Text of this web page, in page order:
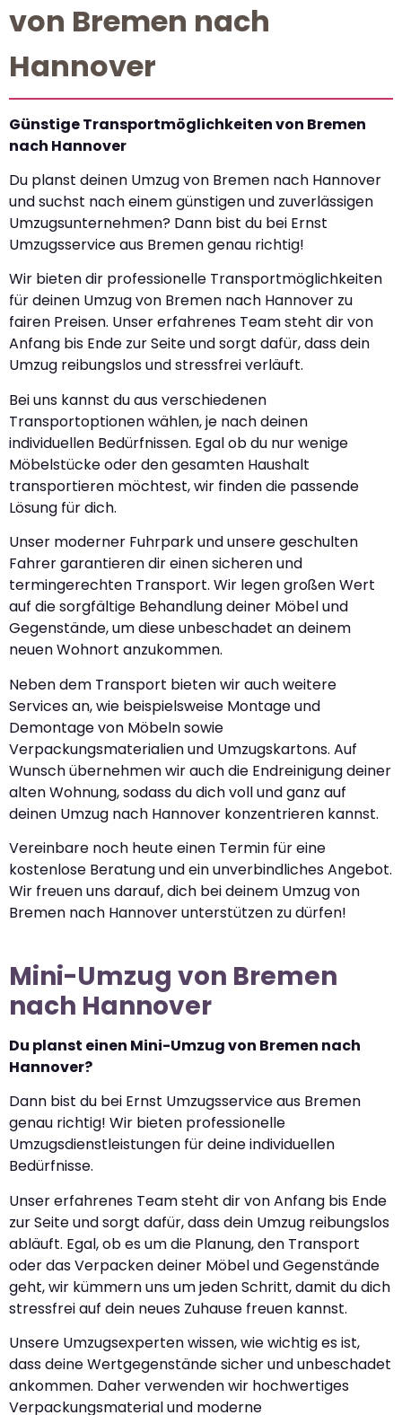
von Bremen nach
Hannover
Günstige Transportmöglichkeiten von Bremen
nach Hannover
Du planst deinen Umzug von Bremen nach Hannover
und suchst nach einem günstigen und zuverlässigen
Umzugsunternehmen? Dann bist du bei Ernst
Umzugsservice aus Bremen genau richtig!
Wir bieten dir professionelle Transportmöglichkeiten
für deinen Umzug von Bremen nach Hannover zu
fairen Preisen. Unser erfahrenes Team steht dir von
Anfang bis Ende zur Seite und sorgt dafür, dass dein
Umzug reibungslos und stressfrei verläuft.
Bei uns kannst du aus verschiedenen
Transportoptionen wählen, je nach deinen
individuellen Bedürfnissen. Egal ob du nur wenige
Möbelstücke oder den gesamten Haushalt
transportieren möchtest, wir finden die passende
Lösung für dich.
Unser moderner Fuhrpark und unsere geschulten
Fahrer garantieren dir einen sicheren und
termingerechten Transport. Wir legen großen Wert
auf die sorgfältige Behandlung deiner Möbel und
Gegenstände, um diese unbeschadet an deinem
neuen Wohnort anzukommen.
Neben dem Transport bieten wir auch weitere
Services an, wie beispielsweise Montage und
Demontage von Möbeln sowie
Verpackungsmaterialien und Umzugskartons. Auf
Wunsch übernehmen wir auch die Endreinigung deiner
alten Wohnung, sodass du dich voll und ganz auf
deinen Umzug nach Hannover konzentrieren kannst.
Vereinbare noch heute einen Termin für eine
kostenlose Beratung und ein unverbindliches Angebot.
Wir freuen uns darauf, dich bei deinem Umzug von
Bremen nach Hannover unterstützen zu dürfen!
Mini-Umzug von Bremen
nach Hannover
Du planst einen Mini-Umzug von Bremen nach
Hannover?
Dann bist du bei Ernst Umzugsservice aus Bremen
genau richtig! Wir bieten professionelle
Umzugsdienstleistungen für deine individuellen
Bedürfnisse.
Unser erfahrenes Team steht dir von Anfang bis Ende
zur Seite und sorgt dafür, dass dein Umzug reibungslos
abläuft. Egal, ob es um die Planung, den Transport
oder das Verpacken deiner Möbel und Gegenstände
geht, wir kümmern uns um jeden Schritt, damit du dich
stressfrei auf dein neues Zuhause freuen kannst.
Unsere Umzugsexperten wissen, wie wichtig es ist,
dass deine Wertgegenstände sicher und unbeschadet
ankommen. Daher verwenden wir hochwertiges
Verpackungsmaterial und moderne